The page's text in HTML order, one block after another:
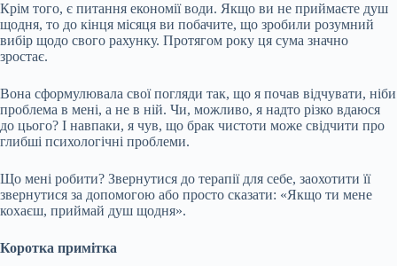
Крім того, є питання економії води. Якщо ви не приймаєте душ
щодня, то до кінця місяця ви побачите, що зробили розумний
вибір щодо свого рахунку. Протягом року ця сума значно
зростає.
Вона сформулювала свої погляди так, що я почав відчувати, ніби
проблема в мені, а не в ній. Чи, можливо, я надто різко вдаюся
до цього? І навпаки, я чув, що брак чистоти може свідчити про
глибші психологічні проблеми.
Що мені робити? Звернутися до терапії для себе, заохотити її
звернутися за допомогою або просто сказати: «Якщо ти мене
кохаєш, приймай душ щодня».
Коротка примітка